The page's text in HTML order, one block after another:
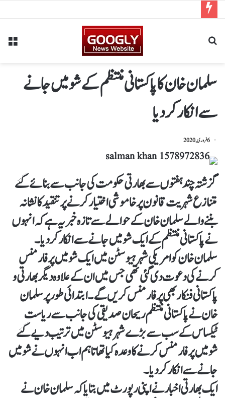
سلمان خان کا پاکستانی منتظم کے شو میں جانے
سے انکار کردیا
6 فروری, 2020
گزشتہ چند ہفتوں سے بھارتی حکومت کی جانب سے بنائے گئے
متنازع شہریت قانون پر خاموشی اختیار کرنے پر تنقید کا نشانہ
بننے والے سلمان خان کے حوالے سے تازہ خبر یہ ہے کہ انہوں
نے پاکستانی منتظم کے ایک شو میں جانے سے انکار کردیا۔
سلمان خان کو امریکی شہر ہیوسٹن میں ایک شو میں پرفارمنس
کرنے کی دعوت دی گئی تھی جس میں ان کے علاوہ دیگر بھارتی و
پاکستانی فنکار بھی پرفارمنس کریں گے۔ ابتدائی طور پر سلمان
خان نے پاکستانی منتظم ریحان صدیقی کی جانب سے ریاست
ٹیکساس کے سب سے بڑے شہر ہیوسٹن میں ترتیب دیے گئے
شو میں پرفارمنس کرنے کا وعدہ کیا تھا تاہم اب انہوں نے شو میں
جانے سے انکار کردیا۔
ایک بھارتی اخبار نے اپنی رپورٹ میں بتایا کہ سلمان خان نے